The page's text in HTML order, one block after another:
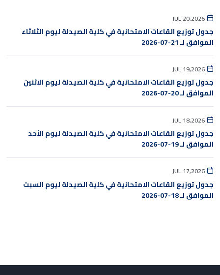
JUL 20,2026
جدول توزيع القاعات الامتحانية في كلية الصيدلة ليوم الثلاثاء
الموافق لـ 21-07-2026
JUL 19,2026
جدول توزيع القاعات الامتحانية في كلية الصيدلة ليوم الاثنين
الموافق لـ 20-07-2026
JUL 18,2026
جدول توزيع القاعات الامتحانية في كلية الصيدلة ليوم الأحد
الموافق لـ 19-07-2026
JUL 17,2026
جدول توزيع القاعات الامتحانية في كلية الصيدلة ليوم السبت
الموافق لـ 18-07-2026